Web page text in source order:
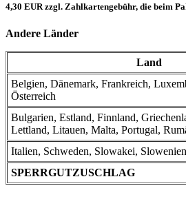
4,30 EUR zzgl. Zahlkartengebühr, die beim
Andere Länder
Land
Belgien, Dänemark, Frankreich,
Österreich
Bulgarien, Estland, Finnland,
Lettland, Litauen, Malta, Portugal,
Italien, Schweden, Slowakei,
SPERRGUTZUSCHLAG